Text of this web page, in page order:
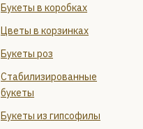
Букеты в коробках
Цветы в корзинках
Букеты роз
Стабилизированные
букеты
Букеты из гипсофилы